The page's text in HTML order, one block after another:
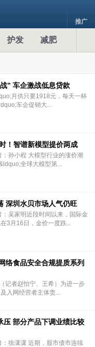
推广
护发 减肥
” 车企激战低息贷款
月供只要1918元，每天一杯
车企促销大...
！智谱新模型提价两成
孙小程 大模型行业的涨价潮
全球大模型第...
深圳水贝市场人气仍旺
吴家明近段时间以来，国际金
3月16日，金价一度跌...
络食品安全合规提质系列
记者赵怡宁、王希）为进一步
入网经营者主体责...
压 部分产品下调业绩比较
徐潇潇 近期，股市债市连续